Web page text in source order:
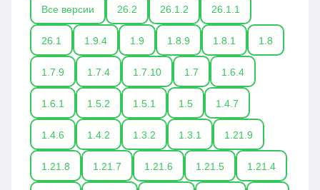
Все версии 26.2 26.1.2 26.1.1
26.1 1.9.4 1.9 1.8.9 1.8.1 1.8
1.7.9 1.7.4 1.7.10 1.7 1.6.4
1.6.1 1.5.2 1.5.1 1.5 1.4.7
1.4.6 1.4.2 1.3.2 1.3.1 1.21.9
1.21.8 1.21.7 1.21.6 1.21.5 1.21.4